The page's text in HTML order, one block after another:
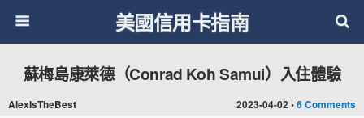
美國信用卡指南
2023-04-02 •6 Comments
蘇梅島康萊德（Conrad Koh Samui）入住體驗
AlexIsTheBest